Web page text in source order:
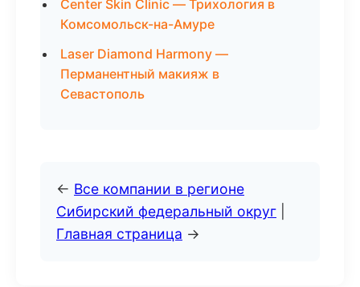
Center Skin Clinic — Трихология в
Комсомольск-на-Амуре
Laser Diamond Harmony —
Перманентный макияж в
Севастополь
← Все компании в регионе
Сибирский федеральный округ
Главная страница →